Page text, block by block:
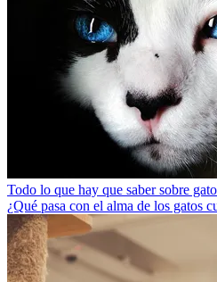
Todo lo que hay que saber sobre
¿Qué pasa con el alma de los gatos